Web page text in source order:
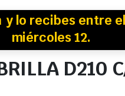
y lo recibesentre el
miércoles 12.
D210